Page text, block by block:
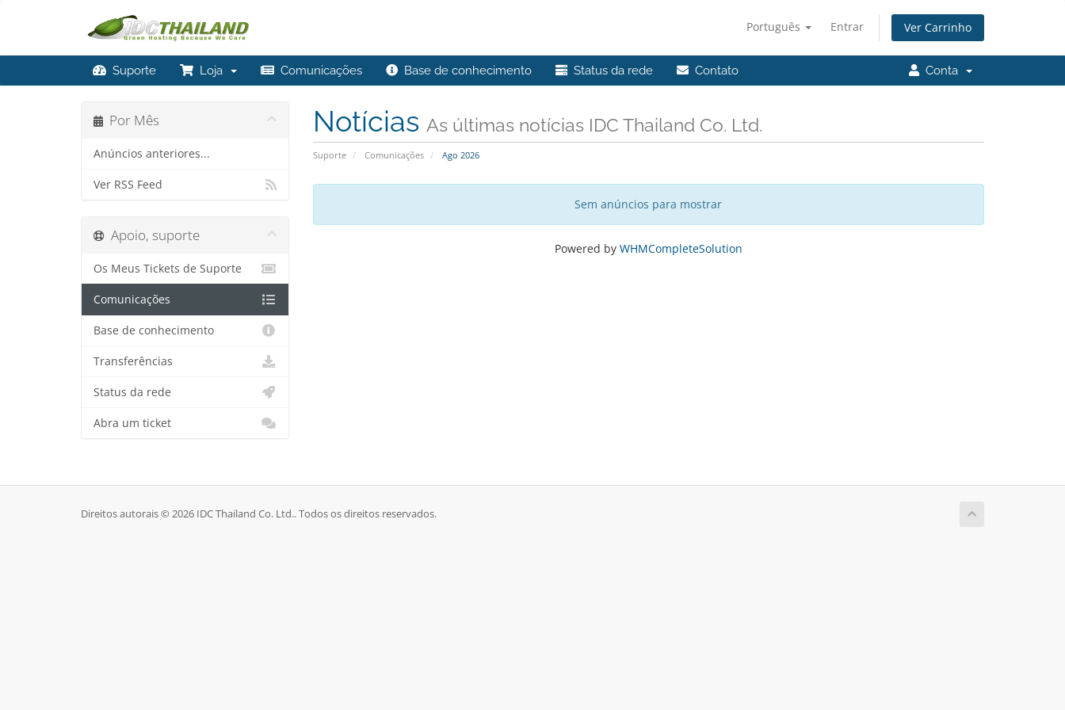
Português Entrar Ver Carrinho
Suporte Loja Comunicações Base de conhecimento Status da rede Contato Conta
Notícias As últimas notícias IDC Thailand Co. Ltd.
Suporte Comunicações Ago 2026
Por Mês
Anúncios anteriores...
Ver RSS Feed
Sem anúncios para mostrar
Powered by WHMCompleteSolution
Apoio, suporte
Os Meus Tickets de Suporte
Comunicações
Base de conhecimento
Transferências
Status da rede
Abra um ticket
Direitos autorais © 2026 IDC Thailand Co. Ltd.. Todos os direitos reservados.